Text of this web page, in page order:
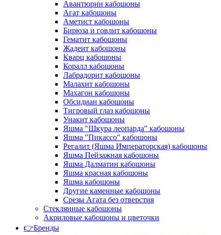
Авантюрин кабошоны
Агат кабошоны
Аметист кабошоны
Бирюза и говлит кабошоны
Гематит кабошоны
Жадеит кабошоны
Кварц кабошоны
Коралл кабошоны
Лабрадорит кабошоны
Малахит кабошоны
Махагон кабошоны
Обсидиан кабошоны
Тигровый глаз кабошоны
Унакит кабошоны
Яшма "Шкура леопарда" кабошоны
Яшма "Пикассо" кабошоны
Регалит (Яшма Императорская) кабошоны
Яшма Пейзажная кабошоны
Яшма Далматин кабошоны
Яшма красная кабошоны
Яшма кабошоны
Другие каменные кабошоны
Срезы Агата без отверстия
Стеклянные кабошоны
Акриловые кабошоны и цветочки
👉Бренды